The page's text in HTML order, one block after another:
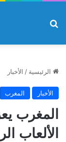
الرئيسية / الأخبار
الأخبار المغرب
المغرب
الألعاب